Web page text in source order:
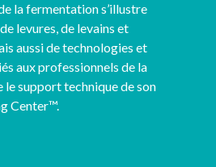
la fermentation s’illustre
levures, de levains et
aussi de technologies et
aux professionnels de la
le support technique de son
Center™.